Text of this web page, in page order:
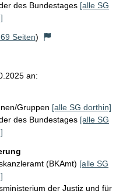
des Bundestages [alle SG
Seiten)
an:
Gruppen [alle SG dorthin]
des Bundestages [alle SG
(BKAmt) [alle SG
der Justiz und für